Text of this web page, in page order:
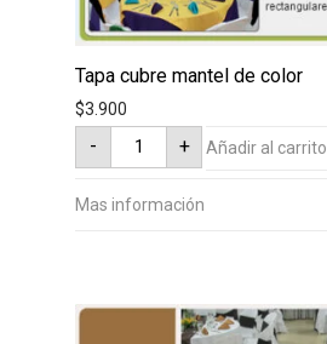
Tapa cubre mantel de color
$3.900
-
Tapa
cubre
mantel
color
+ Añadir al carrito
Mas información